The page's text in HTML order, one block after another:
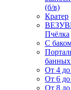
(б/в)
Кратер
Пчёлка
С
От 4 до
От 6 до
От 8 до